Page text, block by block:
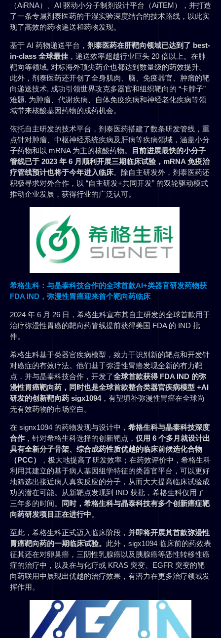
（AiRNA）、AI 驱动小分子制剂设计平台（AiTEM），并打造
了一条专属剂泰医药的干湿实验深度结合的技术路线，以此实
现了高效的药物递送和药物发现。
基于 AI 药物递送平台， 剂泰医药在肝靶向领域已达到了 best-
in-class 全球最佳 ，递送效率超越行业巨头 20 倍以上。在肺
靶向等领域, 对标海外顶尖药企也都达到数量级的药效提升。
此外，剂泰医药还开创了全身肌肉、脑、免疫器官、肿瘤的靶
向递送技术, 成功引领世界攻克多器官和组织靶向的 “卡脖子”
难题, 为肿瘤、代谢疾病、自体免疫疾病和神经老化疾病等领
域带来核酸基因药物的成药机会。
依托自主研发的技术平台，剂泰医药搭建了数条研发管线，重
点针对肿瘤、中枢神经系统疾病及肝病等疾病领域，涵盖小分
子药物和以 mRNA 为主的核酸药物。
目前进展最快的小分子
管线已于 2023 年 6 月顺利开展三期临床试验，mRNA 免疫治
疗管线预计也将于今年进入临床。除自主研发外，剂泰医药还
积极寻求对外合作，以 “自主研发+共同开发” 的双轮驱动模式
推动企业发展，获得行业的广泛认可。
希格生科：与晶泰科技合作的全球首款AI+类器官研发药物获
FDA IND，弥漫性胃癌迎来首个靶向药临床
2024 年 6 月 26 日，希格生科宣布其自主研发的全球首款用于
治疗弥漫性胃癌的靶向药管线提前获得美国 FDA 的 IND 批
件。
希格生科基于类器官疾病模型，致力于识别新的靶点和开发针
对癌症的有效疗法。他们基于弥漫性胃癌发现全新的有力靶
点，并与晶泰科技合作，开发了全球首款获得 FDA IND 的弥
漫性胃癌靶向药，同时也是全球首款整合类器官疾病模型 +AI
研发的创新靶向药 sigx1094，有望填补弥漫性胃癌在全球尚
无有效药物的市场空白。
在 signx1094 的药物发现与设计中， 希格生科与晶泰科技深度
合作 ，针对希格生科选择的创新靶点， 仅用 6 个多月就设计出
具有全新分子骨架、综合成药性质优越的临床前候选化合物
（PCC）
，极大地提高了研发效率；在药效评价中，希格生科
利用其建立的基于病人基因组学特征的类器官平台，可以更好
地筛选出接近病人真实反应的分子，从而大大提高临床试验成
功的潜在可能。从新靶点发现到 IND 获批，希格生科仅用了
三年多的时间。
同时，希格生科与晶泰科技有多个创新癌症靶
向药研发项目正在进行中。
至此，希格生科正式迈入临床阶段， 并即将开展其首款弥漫性
胃癌靶向药的一期临床试验。 此外，sigx1094 临床前的药效表
征其还在对卵巢癌，三阴性乳腺癌以及胰腺癌等恶性转移性癌
症的治疗中，以及在与化疗或 KRAS 突变、EGFR 突变的靶
向药联用中展现出优越的治疗效果，有潜力在更多治疗领域发
挥作用。